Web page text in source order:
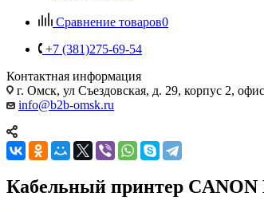
Сравнение товаров0
+7 (381)275-69-54
Контактная информация
г. Омск, ул Съездовская, д. 29, корпус 2,
info@b2b-omsk.ru
Кабельный принтер